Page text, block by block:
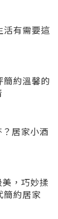
活有需要這
簡約溫馨的
居家小酒
，巧妙揉
簡約居家